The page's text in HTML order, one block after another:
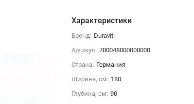
Характеристики
Бренд: Duravit
Артикул: 700048000000000
Страна: Германия
Ширина, см: 180
Глубина, см: 90